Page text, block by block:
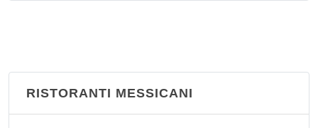
viale Tibaldi 1, Milano
RISTORANTI MESSICANI